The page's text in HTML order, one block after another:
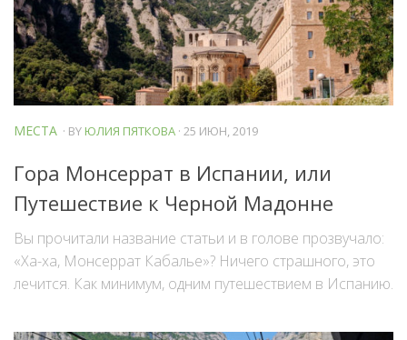
МЕСТА · BY ЮЛИЯ ПЯТКОВА · 25 ИЮН, 2019
Гора Монсеррат в Испании, или
Путешествие к Черной Мадонне
Вы прочитали название статьи и в голове прозвучало:
«Ха-ха, Монсеррат Кабалье»? Ничего страшного, это
лечится. Как минимум, одним путешествием в Испанию.